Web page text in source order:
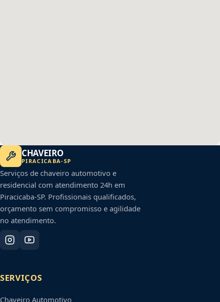
CHAVEIRO
PIRACICABA-SP
Serviços de chaveiro automotivo e
residencial com atendimento 24h em
Piracicaba-SP. Profissionais qualificados,
orçamento sem compromisso e agilidade
no atendimento.
SERVIÇOS
Chaveiro Automotivo